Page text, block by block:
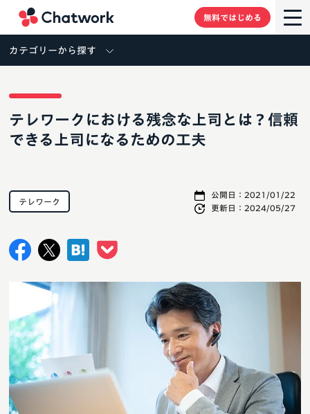
無料ではじめる
カテゴリーから探す
テレワークにおける残念な上司とは？信頼
できる上司になるための工夫
公開日： 2021/01/22
更新日： 2024/05/27
テレワーク